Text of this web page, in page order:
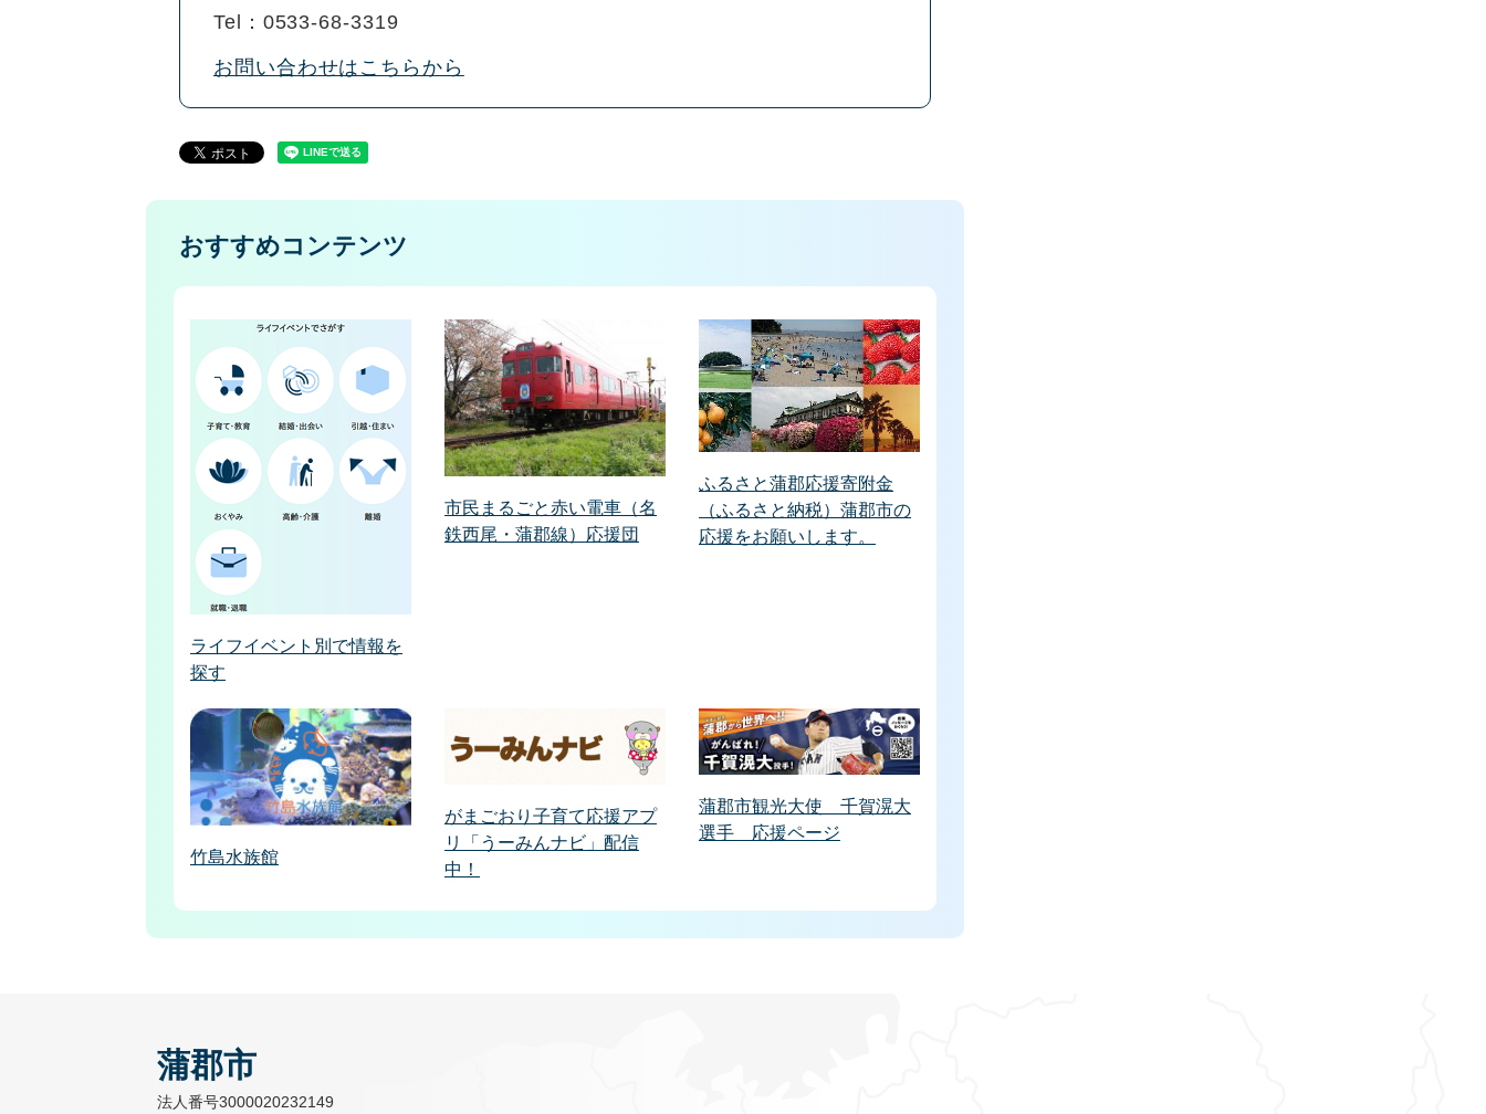
Tel：0533-68-3319
お問い合わせはこちらから
おすすめコンテンツ
ライフイベント別で情報を
探す
市民まるごと赤い電車（名
鉄西尾・蒲郡線）応援団
ふるさと蒲郡応援寄附金
（ふるさと納税）蒲郡市の
応援をお願いします。
竹島水族館
がまごおり子育て応援アプ
リ「うーみんナビ」配信
中！
蒲郡市観光大使 千賀滉大
選手 応援ページ
蒲郡市
法人番号3000020232149